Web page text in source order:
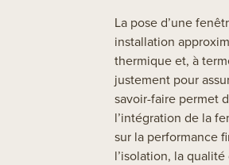
La pose d’une
installation
thermique et, à
justement pour
savoir-faire permet
l’intégration de la
sur la performance
l’isolation, la